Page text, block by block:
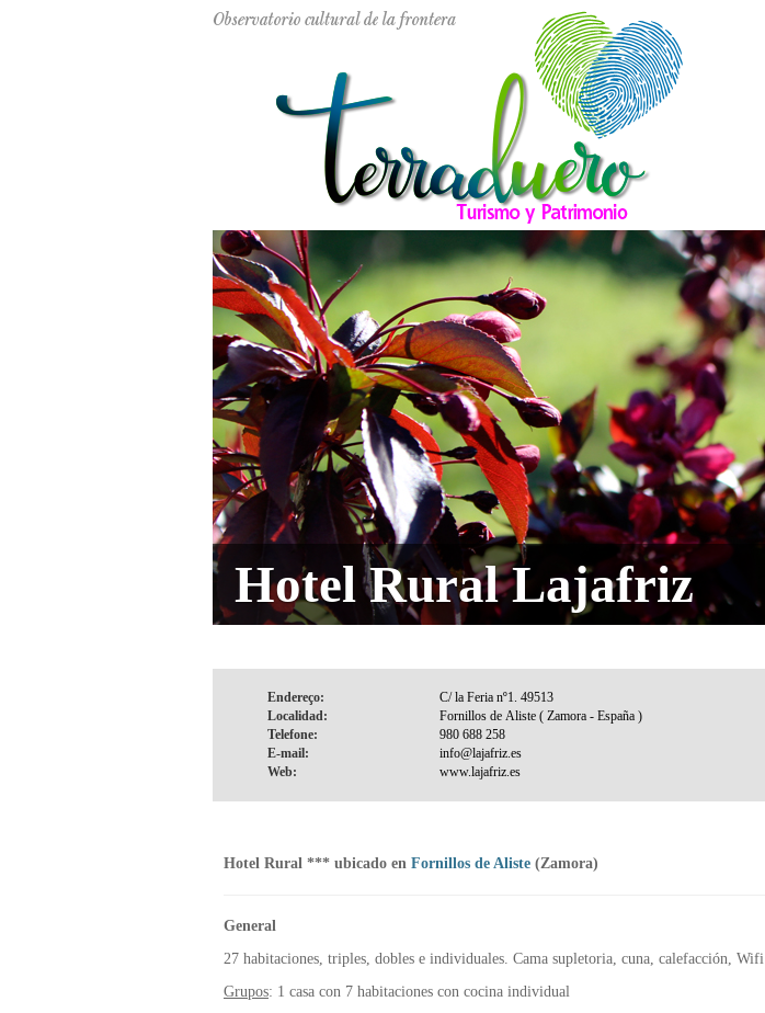
Hotel Rural Lajafriz
Endereço:
Localidad:
Telefone:
E-mail:
Web:
Hotel Rural *** ubicado en Fornillos de Aliste (Zamora)
General
27 habitaciones, triples, dobles e individuales. Cama supletoria, cuna, calefacción, Wifi
Grupos: 1 casa con 7 habitaciones con cocina individual